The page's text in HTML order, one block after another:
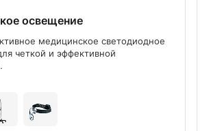
освещение
медицинское светодиодное
четкой и эффективной